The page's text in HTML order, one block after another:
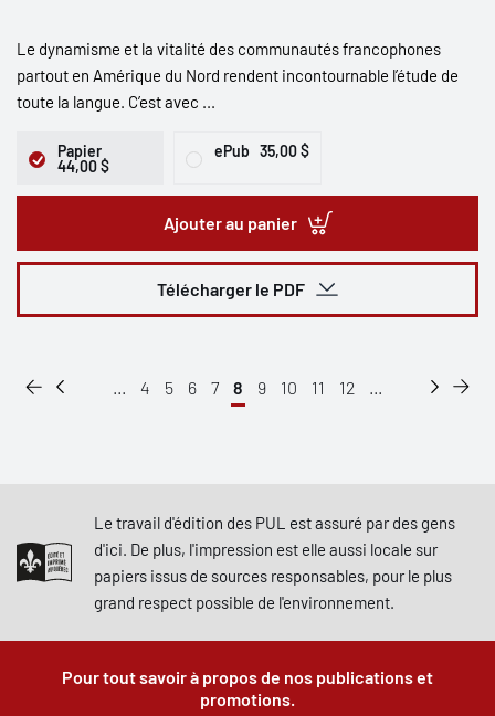
Le dynamisme et la vitalité des communautés francophones
partout en Amérique du Nord rendent incontournable l’étude de
toute la langue. C’est avec ...
Papier
44,00 $
ePub 35,00 $
Ajouter au panier
Télécharger le PDF
... 4 5 6 7 8 9 10 11 12 ...
Le travail d'édition des PUL est assuré par des gens
d'ici. De plus, l'impression est elle aussi locale sur
papiers issus de sources responsables, pour le plus
grand respect possible de l'environnement.
Pour tout savoir à propos de nos publications et
promotions.